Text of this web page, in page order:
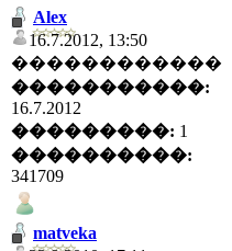
Alex
16.7.2012, 13:50
������������
�����������:
16.7.2012
���������: 1
����������:
341709
matveka